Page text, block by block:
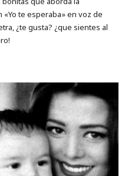
«Yo te esperaba» en voz de
¿te gusta? ¿que sientes al